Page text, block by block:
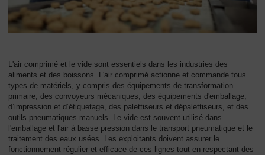
L'air comprimé et le vide sont essentiels dans les industries des
aliments et des boissons. L'air comprimé actionne et commande tous
types de matériels, y compris des équipements de transformation
primaire, des convoyeurs mécaniques, des équipements d'emballage,
d’impression et d’étiquetage, des palettiseurs et dépalettiseurs, et des
outils pneumatiques manuels. Le vide est souvent utilisé dans
l'emballage et l'air à basse pression dans le transport pneumatique et le
traitement des eaux usées. Les exploitants doivent assurer le
fonctionnement régulier et efficace de ces lignes tout en respectant des